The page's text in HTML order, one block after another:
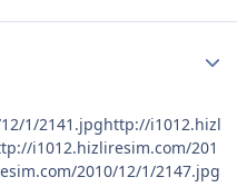
1/2141.jpghttp://i1012.hizl
i1012.hizliresim.com/201
2010/12/1/2147.jpg